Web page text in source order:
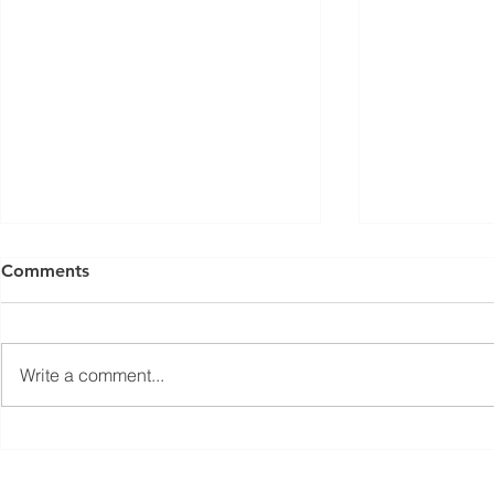
Comments
Write a comment...